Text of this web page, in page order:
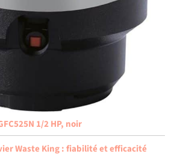
1/2 HP, noir
Waste King : fiabilité et efficacité